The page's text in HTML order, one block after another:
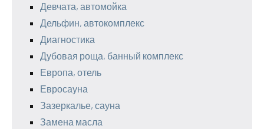
Девчата, автомойка
Дельфин, автокомплекс
Диагностика
Дубовая роща, банный комплекс
Европа, отель
Евросауна
Зазеркалье, сауна
Замена масла